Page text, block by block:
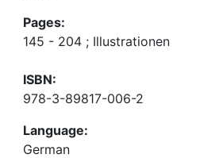
Pages:
145 - 204 ; Illustrationen
ISBN:
978-3-89817-006-2
Language:
German